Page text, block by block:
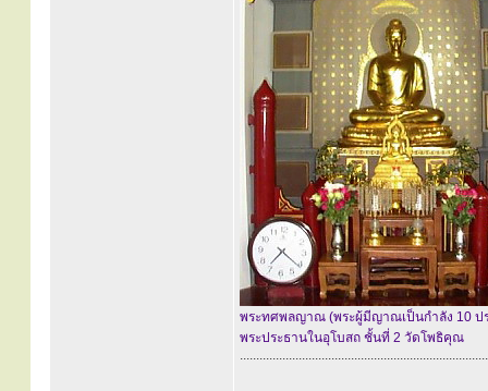
พระทศพลญาณ (พระผู้มีญาณเป็นกำลัง 10 ป
พระประธานในอุโบสถ ชั้นที่ 2 วัดโพธิคุณ
............................................................................